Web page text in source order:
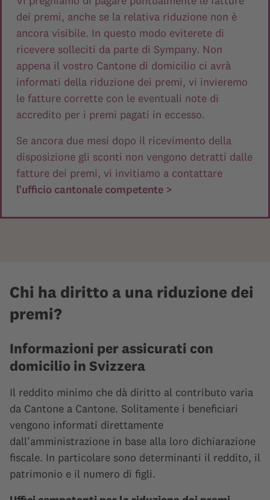
dei premi, anche se la relativa riduzione non è
ancora visibile. In questo modo eviterete di
ricevere solleciti da parte di Sympany. Non
appena il vostro Cantone di domicilio ci avrà
informati della riduzione dei premi, vi invieremo
le fatture corrette con le eventuali note di
accredito per i premi pagati in eccesso.
Se ancora due mesi dopo il ricevimento della
disposizione gli sconti non vengono detratti dalle
fatture dei premi, vi invitiamo a contattare
l’ufficio cantonale competente >
Chi ha diritto a una riduzione dei
premi?
Informazioni per assicurati con
domicilio in Svizzera
Il reddito minimo che dà diritto al contributo varia
da Cantone a Cantone. Solitamente i beneficiari
vengono informati direttamente
dall’amministrazione in base alla loro dichiarazione
fiscale. In particolare sono determinanti il reddito, il
patrimonio e il numero di figli.